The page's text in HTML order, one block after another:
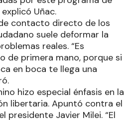
Uñac.
contacto directo de los
suele deformar la
reales. “Es
de primera mano, porque si
en boca te llega una
hizo especial énfasis en la
libertaria. Apuntó contra el
presidente Javier Milei. “El